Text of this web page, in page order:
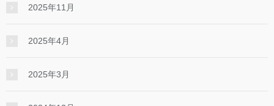
2025年11月
2025年4月
2025年3月